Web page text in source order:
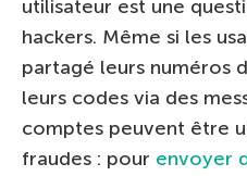
utilisateur est une
hackers. Même si les
partagé leurs numéros
leurs codes via des
comptes peuvent être
fraudes : pour envoyer